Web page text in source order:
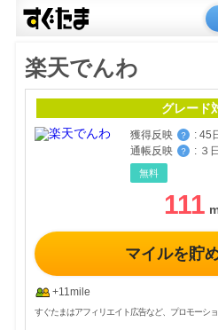
楽天でんわ
グレード
獲得反映 ？ : 45
通帳反映
？ : ３
無料
111
マイルを貯
+11mile
すぐたまはアフィリエイト広告など、プロモーシ